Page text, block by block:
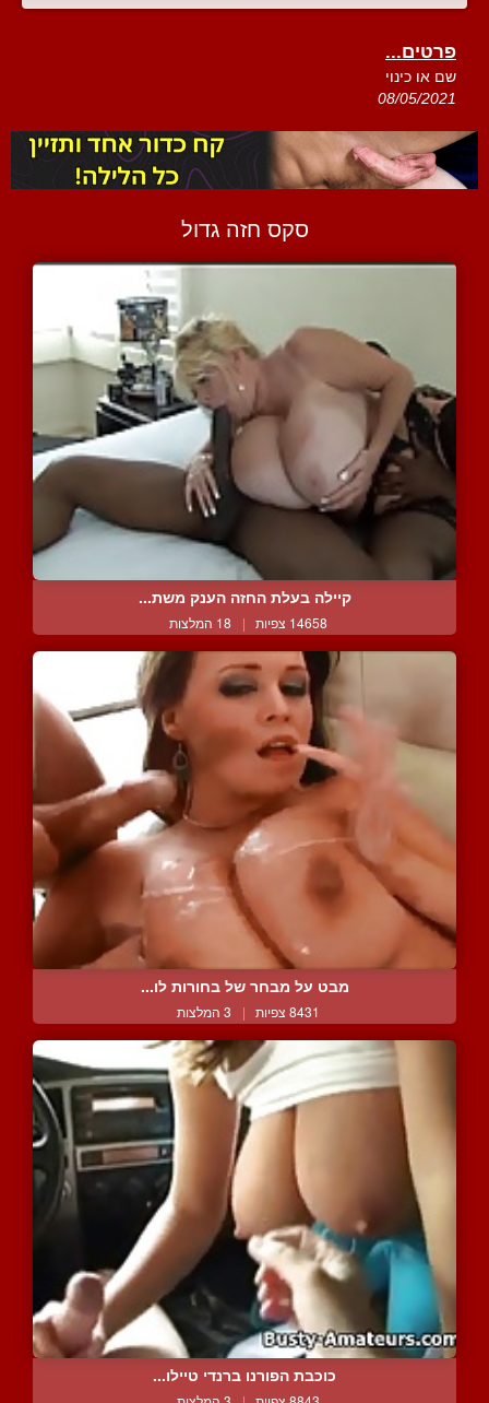
פרטים...
שם או כינוי
08/05/2021
סקס חזה גדול
קיילה בעלת החזה הענק משת...
14658 צפיות | 18 המלצות
מבט על מבחר של בחורות לו...
8431 צפיות | 3 המלצות
כוכבת הפורנו ברנדי טיילו...